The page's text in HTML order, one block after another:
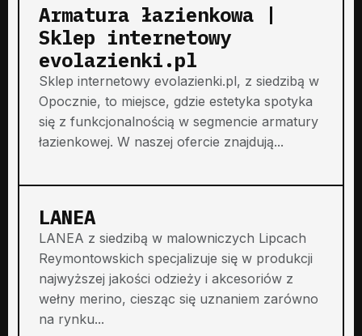
Armatura łazienkowa |
Sklep internetowy
evolazienki.pl
Sklep internetowy evolazienki.pl, z siedzibą w
Opocznie, to miejsce, gdzie estetyka spotyka
się z funkcjonalnością w segmencie armatury
łazienkowej. W naszej ofercie znajdują...
LANEA
LANEA z siedzibą w malowniczych Lipcach
Reymontowskich specjalizuje się w produkcji
najwyższej jakości odzieży i akcesoriów z
wełny merino, ciesząc się uznaniem zarówno
na rynku...